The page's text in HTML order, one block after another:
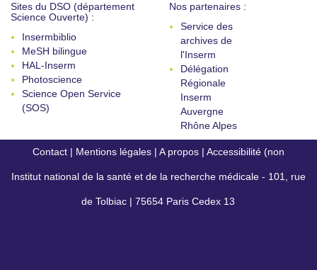
Sites du DSO (département
Science Ouverte) :
Insermbiblio
MeSH bilingue
HAL-Inserm
Photoscience
Science Open Service
(SOS)
Nos partenaires :
Service des
archives de
l'Inserm
Délégation
Régionale
Inserm
Auvergne
Rhône Alpes
Contact | Mentions légales | A propos | Accessibilité (non
conforme)
Institut national de la santé et de la recherche médicale - 101, rue
de Tolbiac | 75654 Paris Cedex 13